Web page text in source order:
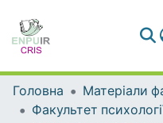
Головна
Факультет